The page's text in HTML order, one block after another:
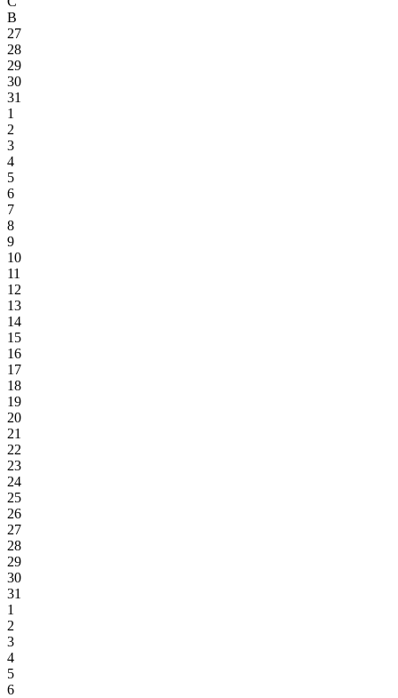
В
27
28
29
30
31
1
2
3
4
5
6
7
8
9
10
11
12
13
14
15
16
17
18
19
20
21
22
23
24
25
26
27
28
29
30
31
1
2
3
4
5
6